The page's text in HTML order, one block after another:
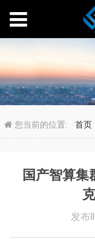
国产智
您当前的位置:首页
国产智算集
发布